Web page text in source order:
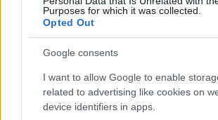
Purposes for which it was collected.
Opted Out
Google consents
I want to allow Google to enable
related to advertising like cookies on
device identifiers in apps.